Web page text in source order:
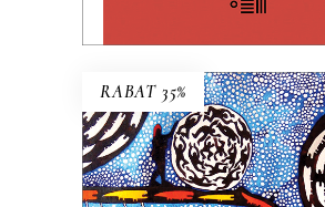
E-BOOK DO KOSZYKA
RABAT 35%